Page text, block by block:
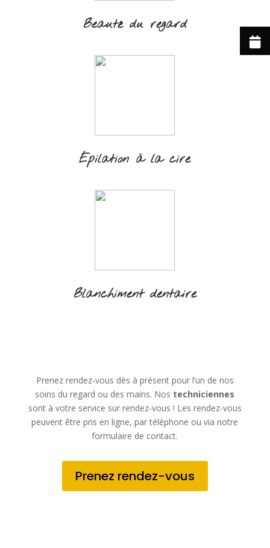
Beauté du regard
Épilation à la cire
Blanchiment dentaire
Prenez rendez-vous dès à présent pour l’un de nos
soins du regard ou des mains. Nos techniciennes
sont à votre service sur rendez-vous ! Les rendez-vous
peuvent être pris en ligne, par téléphone ou via notre
formulaire de contact.
Prenez rendez-vous